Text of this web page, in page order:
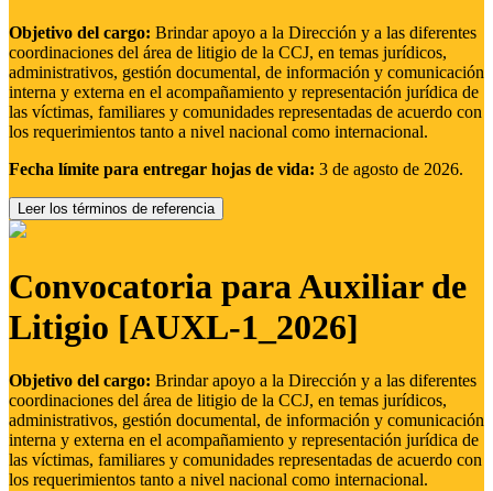
Objetivo del cargo: Brindar apoyo a la Dirección y a las diferentes
coordinaciones del área de litigio de la CCJ, en temas jurídicos,
administrativos, gestión documental, de información y comunicación
interna y externa en el acompañamiento y representación jurídica de
las víctimas, familiares y comunidades representadas de acuerdo con
los requerimientos tanto a nivel nacional como internacional.
Fecha límite para entregar hojas de vida: 3 de agosto de 2026.
Leer los términos de referencia
Convocatoria para Auxiliar de
Litigio [AUXL-1_2026]
Objetivo del cargo: Brindar apoyo a la Dirección y a las diferentes
coordinaciones del área de litigio de la CCJ, en temas jurídicos,
administrativos, gestión documental, de información y comunicación
interna y externa en el acompañamiento y representación jurídica de
las víctimas, familiares y comunidades representadas de acuerdo con
los requerimientos tanto a nivel nacional como internacional.